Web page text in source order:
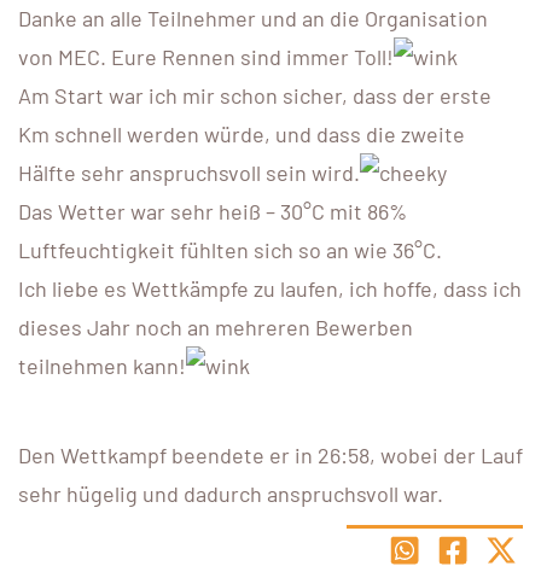
Danke an alle Teilnehmer und an die Organisation
von MEC. Eure Rennen sind immer Toll!
Am Start war ich mir schon sicher, dass der erste
Km schnell werden würde, und dass die zweite
Hälfte sehr anspruchsvoll sein wird.
Das Wetter war sehr heiß – 30°C mit 86%
Luftfeuchtigkeit fühlten sich so an wie 36°C.
Ich liebe es Wettkämpfe zu laufen, ich hoffe, dass ich
dieses Jahr noch an mehreren Bewerben
teilnehmen kann!
Den Wettkampf beendete er in 26:58, wobei der Lauf
sehr hügelig und dadurch anspruchsvoll war.